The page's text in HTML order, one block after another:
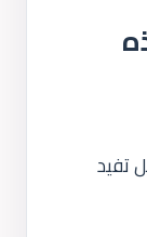
تفيد